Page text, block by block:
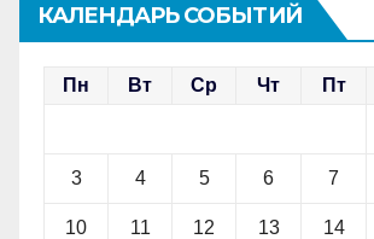
КАЛЕНДАРЬ СОБЫТИЙ
Пн Вт Ср Чт Пт
3 4 5 6 7
10 11 12 13 14